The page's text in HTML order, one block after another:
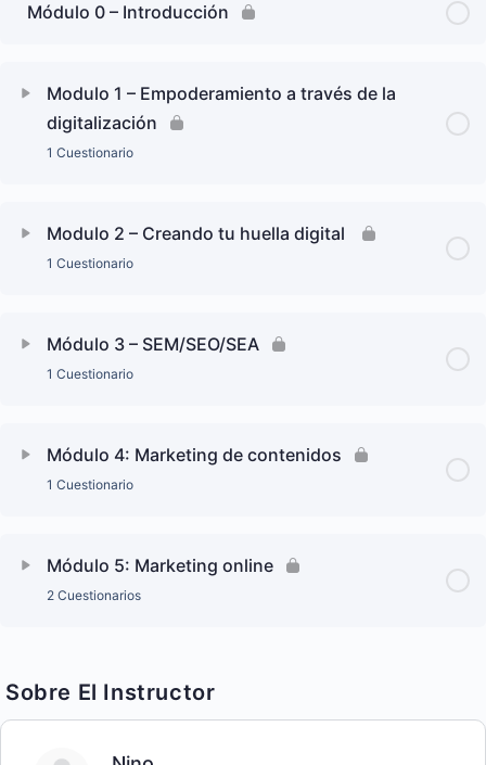
Módulo 0 – Introducción
Modulo 1 – Empoderamiento a través de la
digitalización
1 Cuestionario
Modulo 2 – Creando tu huella digital
1 Cuestionario
Módulo 3 – SEM/SEO/SEA
1 Cuestionario
Módulo 4: Marketing de contenidos
1 Cuestionario
Módulo 5: Marketing online
2 Cuestionarios
Sobre El Instructor